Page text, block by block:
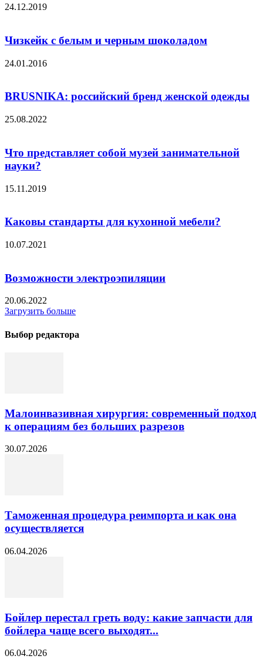
24.12.2019
Чизкейк с белым и черным шоколадом
24.01.2016
BRUSNIKA: российский бренд женской одежды
25.08.2022
Что представляет собой музей занимательной
науки?
15.11.2019
Каковы стандарты для кухонной мебели?
10.07.2021
Возможности электроэпиляции
20.06.2022
Загрузить больше
Выбор редактора
Малоинвазивная хирургия: современный подход
к операциям без больших разрезов
30.07.2026
Таможенная процедура реимпорта и как она
осуществляется
06.04.2026
Бойлер перестал греть воду: какие запчасти для
бойлера чаще всего выходят...
06.04.2026